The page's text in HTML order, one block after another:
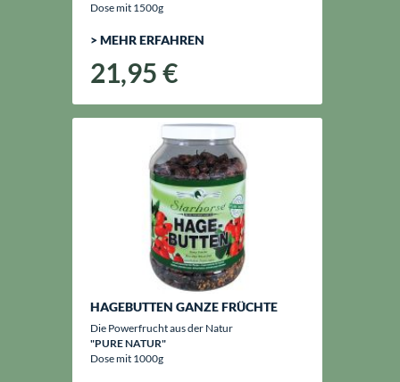
Dose mit 1500g
> MEHR ERFAHREN
21,95 €
HAGEBUTTEN GANZE FRÜCHTE
Die Powerfrucht aus der Natur
"PURE NATUR"
Dose mit 1000g